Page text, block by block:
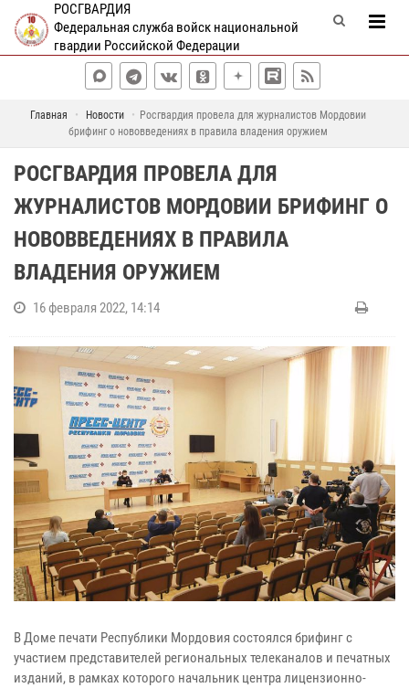
РОСГВАРДИЯ
Федеральная служба войск национальной
гвардии Российской Федерации
Главная Новости
Росгвардия провела для журналистов Мордовии
брифинг о нововведениях в правила владения оружием
РОСГВАРДИЯ ПРОВЕЛА ДЛЯ
ЖУРНАЛИСТОВ МОРДОВИИ БРИФИНГ О
НОВОВВЕДЕНИЯХ В ПРАВИЛА
ВЛАДЕНИЯ ОРУЖИЕМ
16 февраля 2022, 14:14
В Доме печати Республики Мордовия состоялся брифинг с
участием представителей региональных телеканалов и печатных
изданий, в рамках которого начальник центра лицензионно-